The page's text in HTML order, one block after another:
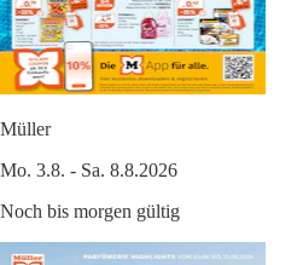
Müller
Mo. 3.8. - Sa. 8.8.2026
Noch bis morgen gültig